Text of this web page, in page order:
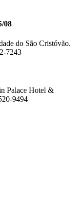
08
do São Cristóvão.
7243
Palace Hotel &
9494